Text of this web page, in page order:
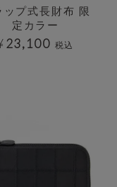
ップ式長財布 限
定カラー
23,100 税込